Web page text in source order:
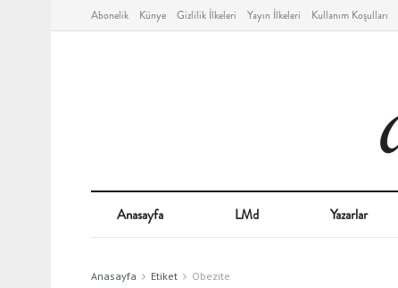
Abonelik Künye Gizlilik İlkeleri Yayın İlkeleri Kullanım Koşulları
Anasayfa LMd Yazarlar
Anasayfa Etiket Obezite